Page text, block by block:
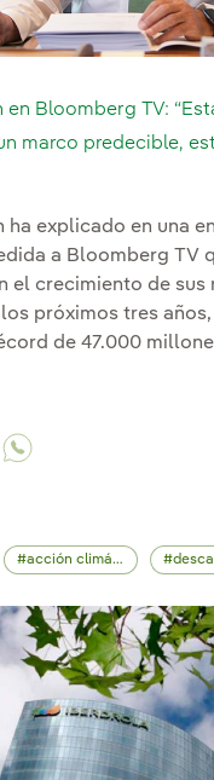
en Bloomberg TV:
marco predecible,
ha explicado en una
a Bloomberg TV
el crecimiento de sus
próximos tres
de 47.000
Ignacio Galán en
Ignacio Galán en
Linkedin Ignacio
acción climática